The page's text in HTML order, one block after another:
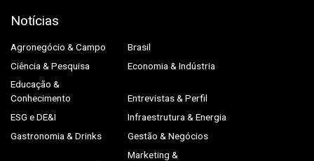
Notícias
Agronegócio & Campo
Brasil
Ciência & Pesquisa
Economia & Indústria
Educação &
Conhecimento
Entrevistas & Perfil
ESG e DE&I
Infraestrutura & Energia
Gastronomia & Drinks
Gestão & Negócios
Marketing &